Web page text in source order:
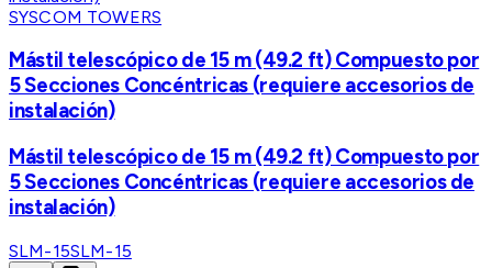
SYSCOM TOWERS
Mástil telescópico de 15 m (49.2 ft) Compuesto por
5 Secciones Concéntricas (requiere accesorios de
instalación)
Mástil telescópico de 15 m (49.2 ft) Compuesto por
5 Secciones Concéntricas (requiere accesorios de
instalación)
SLM-15SLM-15